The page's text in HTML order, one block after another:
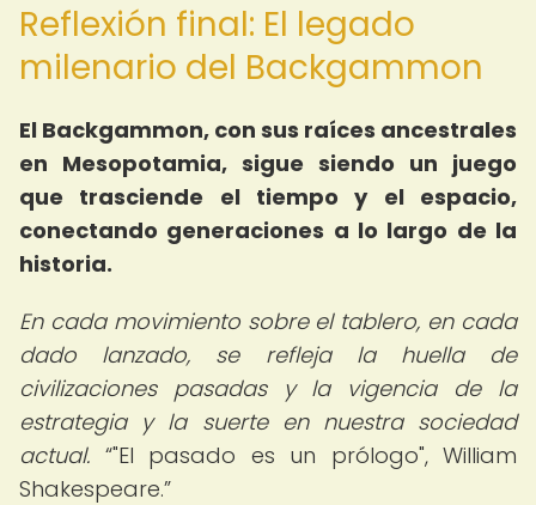
Reflexión final: El legado
milenario del Backgammon
El Backgammon, con sus raíces ancestrales
en Mesopotamia, sigue siendo un juego
que trasciende el tiempo y el espacio,
conectando generaciones a lo largo de la
historia.
En cada movimiento sobre el tablero, en cada
dado lanzado, se refleja la huella de
civilizaciones pasadas y la vigencia de la
estrategia y la suerte en nuestra sociedad
actual.
"El pasado es un prólogo", William
Shakespeare.